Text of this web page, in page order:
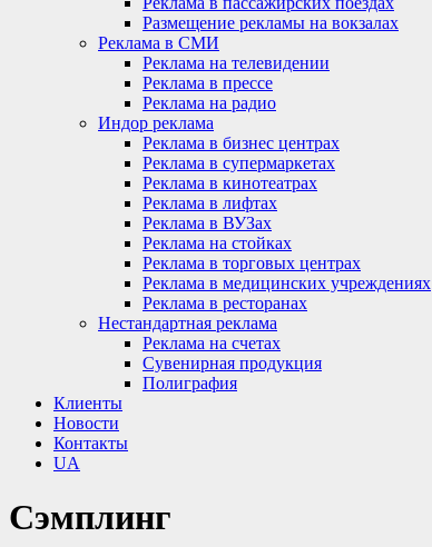
Размещение рекламы на вокзалах
Реклама в СМИ
Реклама на телевидении
Реклама в прессе
Реклама на радио
Индор реклама
Реклама в бизнес центрах
Реклама в супермаркетах
Реклама в кинотеатрах
Реклама в лифтах
Реклама в ВУЗах
Реклама на стойках
Реклама в торговых центрах
Реклама в медицинских учреждениях
Реклама в ресторанах
Нестандартная реклама
Реклама на счетах
Сувенирная продукция
Полиграфия
Клиенты
Новости
Контакты
UA
Сэмплинг